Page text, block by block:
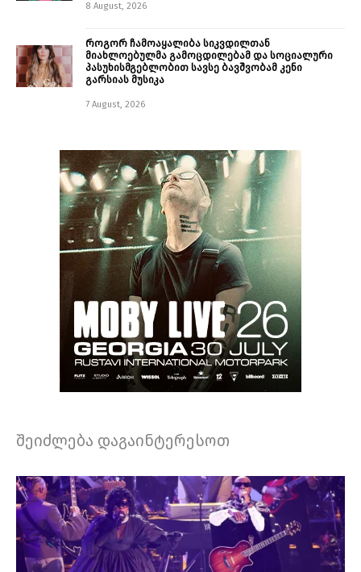
8 August, 2026
როგორ ჩამოაყალიბა სიკვდილთან
მიახლოებულმა გამოცდილებამ და სოციალური
პასუხისმგებლობით სავსე ბავშვობამ კენი
გარსიას მუსიკა
7 August, 2026
შეიძლება დაგაინტერესოთ